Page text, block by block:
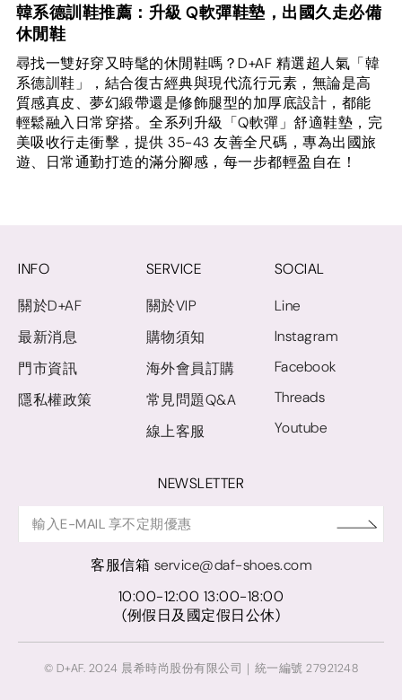
韓系德訓鞋推薦：升級 Q軟彈鞋墊，出國久走必備
休閒鞋
尋找一雙好穿又時髦的休閒鞋嗎？D+AF 精選超人氣「韓
系德訓鞋」，結合復古經典與現代流行元素，無論是高
質感真皮、夢幻緞帶還是修飾腿型的加厚底設計，都能
輕鬆融入日常穿搭。全系列升級「Q軟彈」舒適鞋墊，完
美吸收行走衝擊，提供 35-43 友善全尺碼，專為出國旅
遊、日常通勤打造的滿分腳感，每一步都輕盈自在！
INFO
關於D+AF
最新消息
門市資訊
隱私權政策
SERVICE
關於VIP
購物須知
海外會員訂購
常見問題Q&A
線上客服
SOCIAL
Line
Instagram
Facebook
Threads
Youtube
NEWSLETTER
客服信箱 service@daf-shoes.com
10:00-12:00 13:00-18:00
(例假日及國定假日公休)
© D+AF. 2024 晨希時尚股份有限公司｜統一編號 27921248